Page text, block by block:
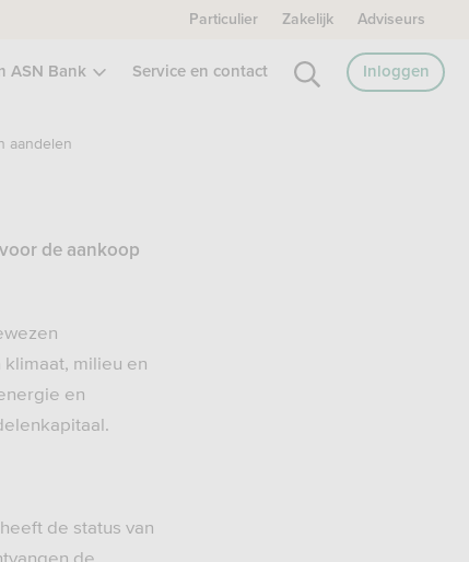
Particulier Zakelijk Adviseurs
ASN Bank Service en contact Inloggen
aandelen
de aankoop
milieu en
en
de status van
de